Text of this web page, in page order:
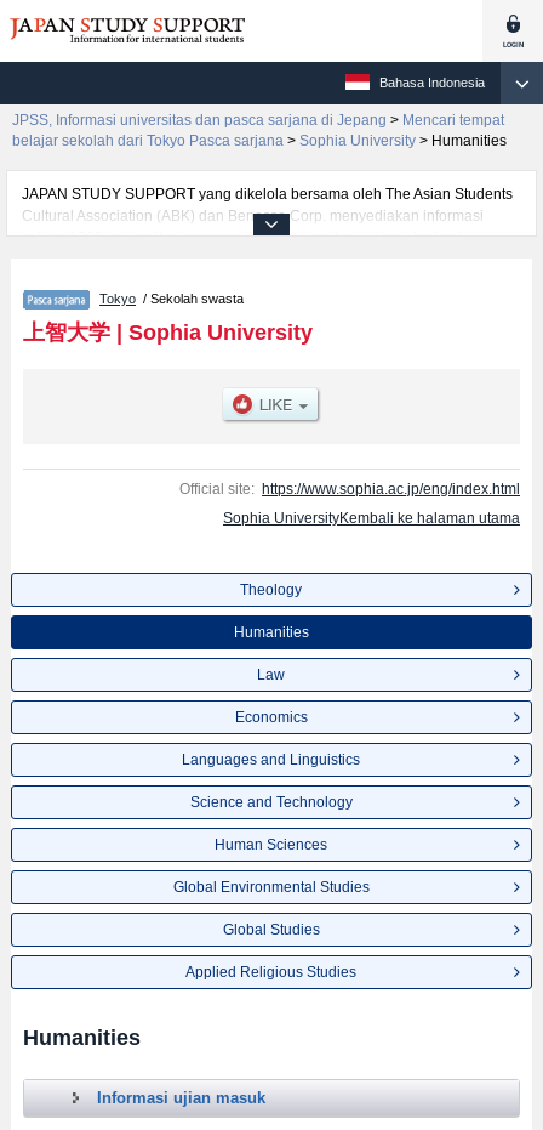
Bahasa Indonesia
JPSS, Informasi universitas dan pasca sarjana di Jepang > Mencari tempat
belajar sekolah dari Tokyo Pasca sarjana > Sophia University > Humanities
JAPAN STUDY SUPPORT yang dikelola bersama oleh The Asian Students
Cultural Association (ABK) dan Benesse Corp. menyediakan informasi
sekitar 1300 universitas, pascasarjana, universitas yunior, akademi
per jurusan riset seperti %% research %%, serta berbagai informasi yang
berguna bagi mahasiswa(i) mancanegara seperti kuota untuk jumlah
pendaftar dan jumlah kelulusan ujian masuk mahasiswa(i) mancanegara,
lainnya. Silakan memanfaatkannya.
Tokyo / Sekolah swasta
上智大学| Sophia University
Official site: https://www.sophia.ac.jp/eng/index.html
Sophia UniversityKembali ke halaman utama
Theology
Humanities
Law
Economics
Languages and Linguistics
Science and Technology
Human Sciences
Global Environmental Studies
Global Studies
Applied Religious Studies
Humanities
Informasi ujian masuk